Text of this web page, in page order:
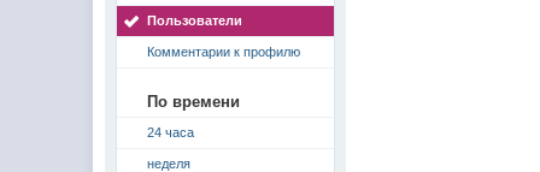
Пользователи
Комментарии к профилю
По времени
24 часа
неделя